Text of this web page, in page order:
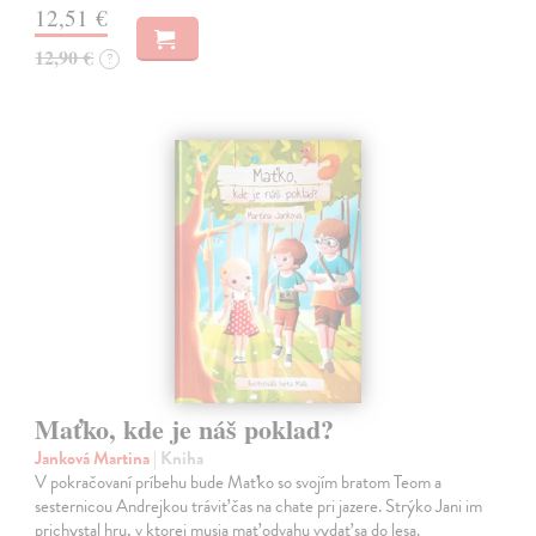
12,51 €
12,90 € ?
Maťko, kde je náš poklad?
Janková Martina| Kniha
V pokračovaní príbehu bude Maťko so svojím bratom Teom a
sesternicou Andrejkou tráviť čas na chate pri jazere. Strýko Jani im
prichystal hru, v ktorej musia mať odvahu vydať sa do lesa.